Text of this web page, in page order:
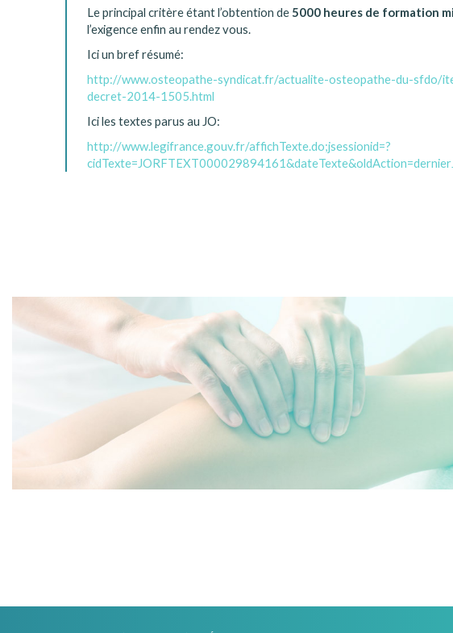
Le principal critère étant l’obtention de 5000 heures de formation
l’exigence enfin au rendez vous.
Ici un bref résumé:
http://www.osteopathe-syndicat.fr/actualite-osteopathe-du-sfdo/
decret-2014-1505.html
Ici les textes parus au JO:
http://www.legifrance.gouv.fr/affichTexte.do;jsessionid=?